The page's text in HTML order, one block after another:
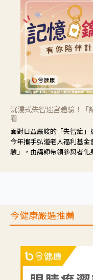
沉浸式失智迷宮體驗！「
看
面對日益嚴峻的「失智症」
今年攜手弘道老人福利基金會，推動關
驗」，由講師帶領參與者
今健康嚴選推薦